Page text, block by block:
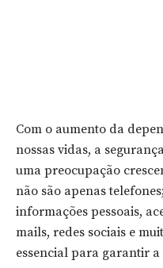
Com o aumento da
nossas vidas, a
uma preocupação
não são apenas
informações pessoais,
mails, redes sociais e
essencial para garantir